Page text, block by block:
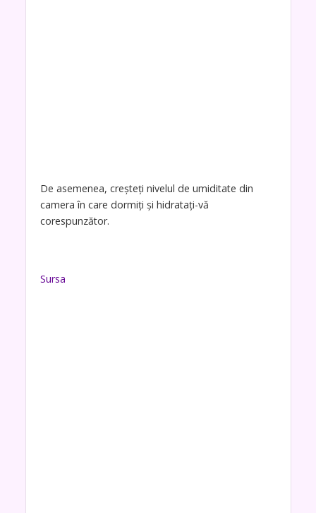
De asemenea, creșteți nivelul de umiditate din
camera în care dormiți și hidratați-vă
corespunzător.
Sursa